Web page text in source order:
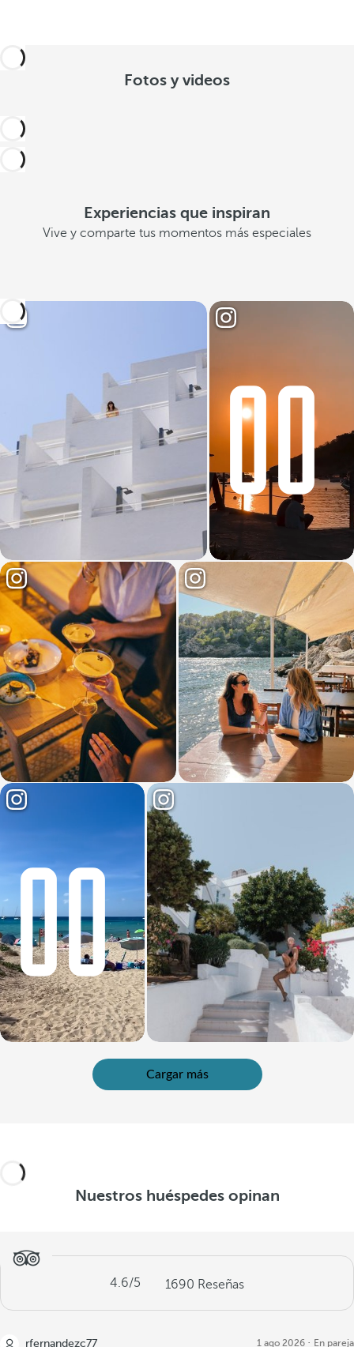
Fotos y videos
Experiencias que inspiran
Vive y comparte tus momentos más especiales
Cargar más
Nuestros huéspedes opinan
4.6/5 1690 Reseñas
rfernandezc77 1 ago 2026 En pareja